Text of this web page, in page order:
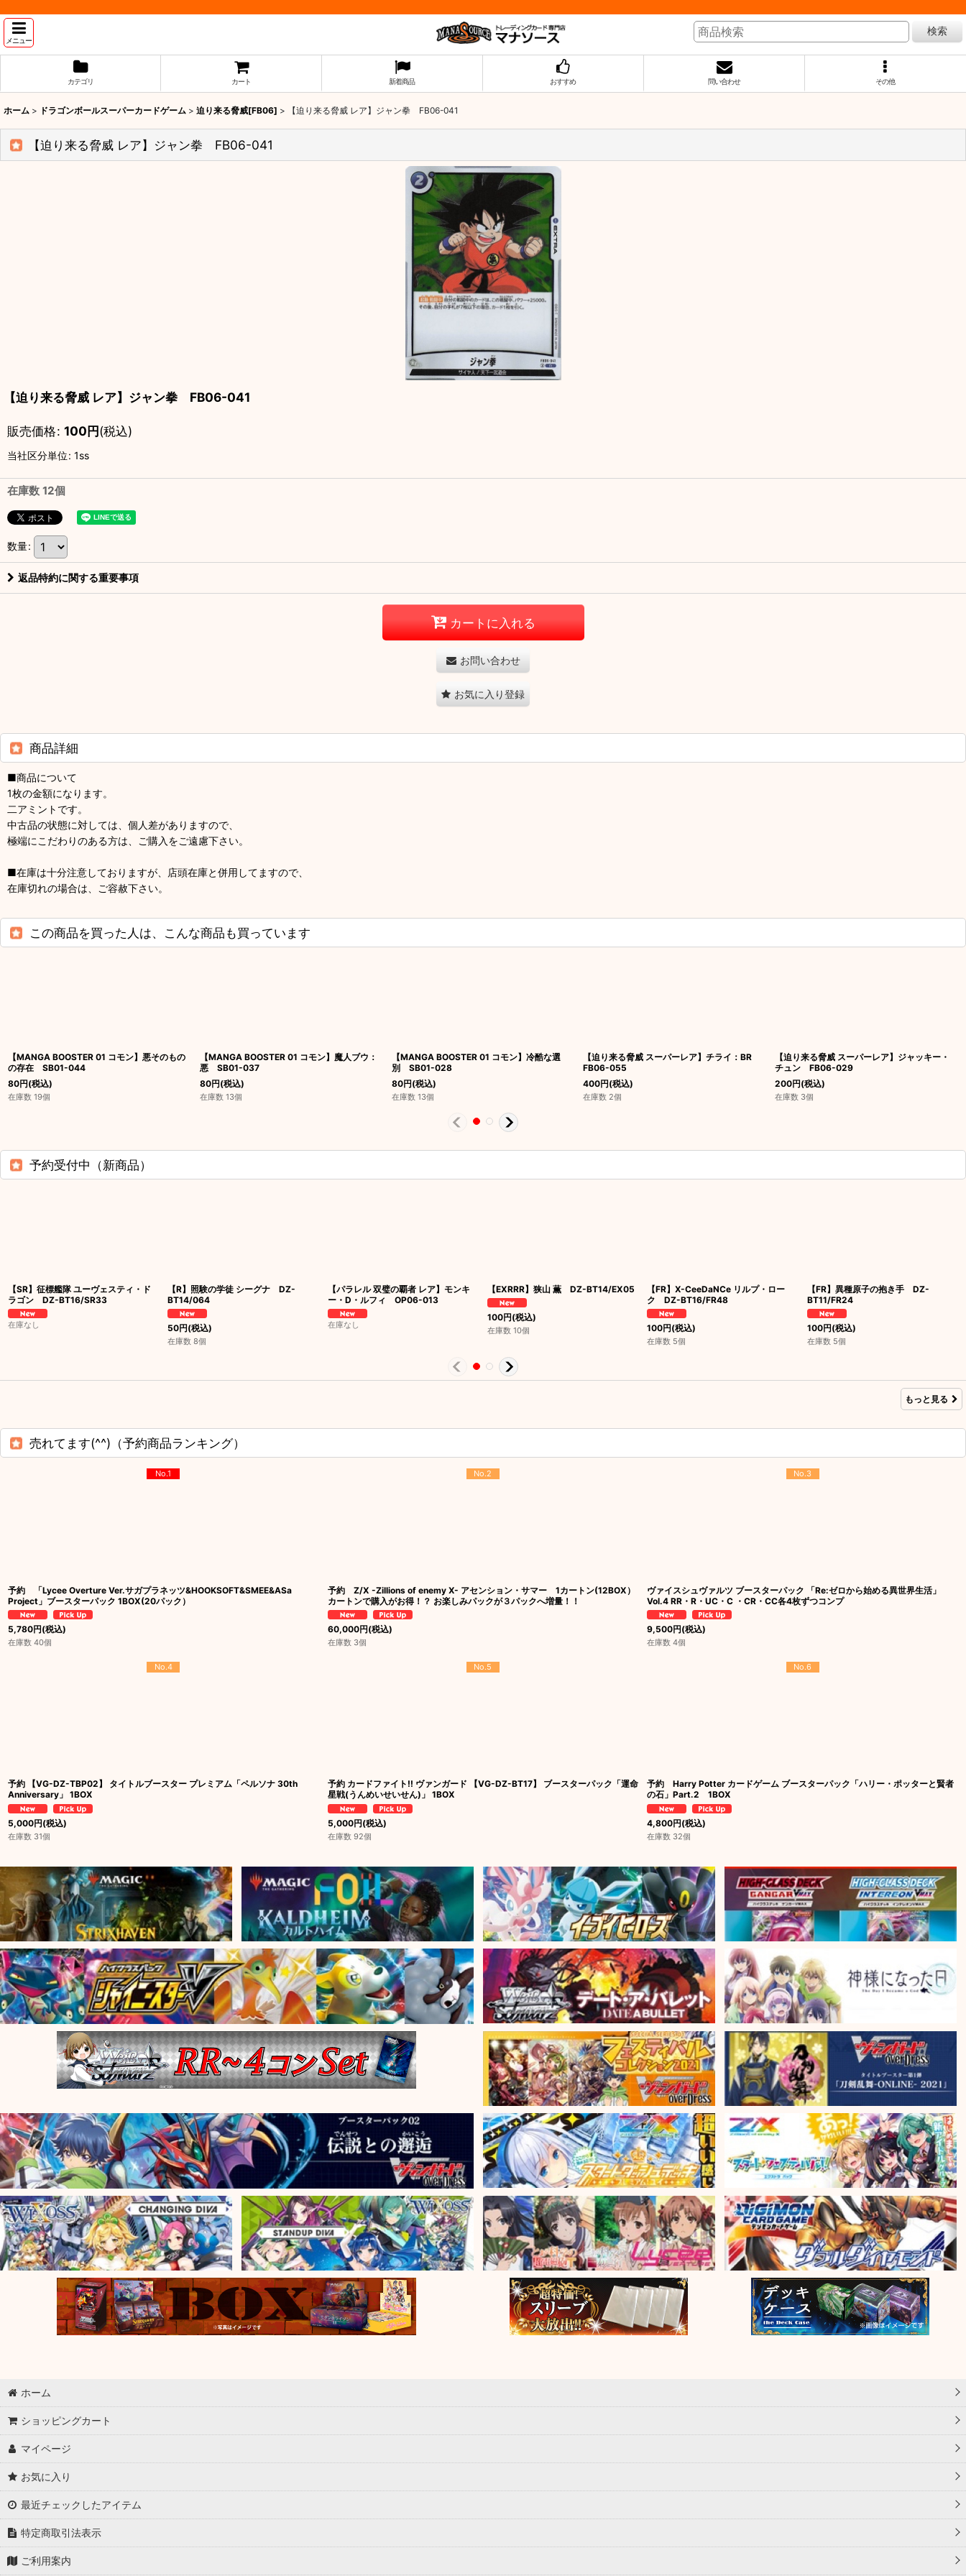
メニュー
検索
カテゴリ カート 新着商品 おすすめ 問い合わせ その他
ホーム > ドラゴンボールスーパーカードゲーム > 迫り来る脅威[FB06] > 【迫り来る脅威 レア】ジャン拳 FB06-041
【迫り来る脅威 レア】ジャン拳 FB06-041
【迫り来る脅威 レア】ジャン拳 FB06-041
販売価格: 100円(税込)
当社区分単位: 1ss
在庫数 12個
数量:
返品特約に関する重要事項
カートに入れる
お問い合わせ
お気に入り登録
商品詳細
■商品について
1枚の金額になります。
二アミントです。
中古品の状態に対しては、個人差がありますので、
極端にこだわりのある方は、ご購入をご遠慮下さい。
■在庫は十分注意しておりますが、店頭在庫と併用してますので、
在庫切れの場合は、ご容赦下さい。
この商品を買った人は、こんな商品も買っています
【MANGA BOOSTER 01 コモン】悪そのもの
の存在 SB01-044
80円(税込)
在庫数 19個
【MANGA BOOSTER 01 コモン】魔人ブウ：
悪 SB01-037
80円(税込)
在庫数 13個
【MANGA BOOSTER 01 コモン】冷酷な選
別 SB01-028
80円(税込)
在庫数 13個
【迫り来る脅威 スーパーレア】チライ：BR
FB06-055
400円(税込)
在庫数 2個
【迫り来る脅威 スーパーレア】ジャッキー・
チュン FB06-029
200円(税込)
在庫数 3個
予約受付中（新商品）
【SR】征標艦隊 ユーヴェスティ・ド
ラゴン DZ-BT16/SR33
在庫なし
【R】照験の学徒 シーグナ DZ-
BT14/064
50円(税込)
在庫数 8個
【パラレル 双璧の覇者 レア】モンキ
ー・D・ルフィ OP06-013
在庫なし
【EXRRR】狭山 薫 DZ-BT14/EX05
100円(税込)
在庫数 10個
【FR】X-CeeDaNCe リルプ・ロー
ク DZ-BT16/FR48
100円(税込)
在庫数 5個
【FR】異種原子の抱き手 DZ-
BT11/FR24
100円(税込)
在庫数 5個
もっと見る
売れてます(^^)（予約商品ランキング）
No.1
予約 「Lycee Overture Ver.サガプラネッツ&HOOKSOFT&SMEE&ASa
Project」ブースターパック 1BOX(20パック）
5,780円(税込)
在庫数 40個
No.2
予約 Z/X -Zillions of enemy X- アセンション・サマー 1カートン(12BOX）
カートンで購入がお得！？ お楽しみパックが３パックへ増量！！
60,000円(税込)
在庫数 3個
No.3
ヴァイスシュヴァルツ ブースターパック 「Re:ゼロから始める異世界生活」
Vol.4 RR・R・UC・C ・CR・CC各4枚ずつコンプ
9,500円(税込)
在庫数 4個
No.4
予約 【VG-DZ-TBP02】 タイトルブースター プレミアム「ペルソナ 30th
Anniversary」 1BOX
5,000円(税込)
在庫数 31個
No.5
予約 カードファイト!! ヴァンガード 【VG-DZ-BT17】 ブースターパック「運命
星戦(うんめいせいせん)」 1BOX
5,000円(税込)
在庫数 92個
No.6
予約 Harry Potter カードゲーム ブースターパック「ハリー・ポッターと賢者
の石」Part.2 1BOX
4,800円(税込)
在庫数 32個
ホーム
ショッピングカート
マイページ
お気に入り
最近チェックしたアイテム
特定商取引法表示
ご利用案内